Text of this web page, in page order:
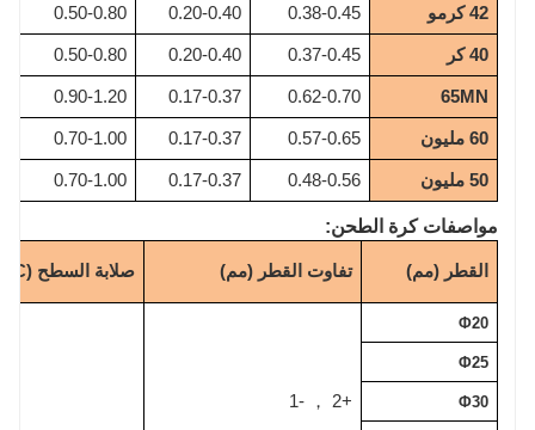
42 كرمو 0.38-0.45
0.20-0.40
0.50-0.80
40 كر 0.37-0.45
0.20-0.40
0.50-0.80
65MN
0.62-0.70
0.17-0.37
0.90-1.20
60 مليون 0.57-0.65
0.17-0.37
0.70-1.00
50 مليون 0.48-0.56
0.17-0.37
0.70-1.00
مواصفات كرة الطحن:
القطر (مم) تفاوت القطر (مم) صلابة السطح (HRC)
Φ20
+2
，
-1
Φ25
Φ30